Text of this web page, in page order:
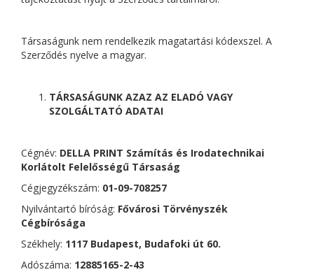
Társaságunk nem rendelkezik magatartási kódexszel. A
Szerződés nyelve a magyar.
TÁRSASÁGUNK AZAZ AZ ELADÓ VAGY
SZOLGÁLTATÓ ADATAI
Cégnév: DELLA PRINT Számítás és Irodatechnikai
Korlátolt Felelősségű Társaság
Cégjegyzékszám: 01-09-708257
Nyilvántartó bíróság: Fővárosi Törvényszék
Cégbírósága
Székhely: 1117 Budapest, Budafoki út 60.
Adószáma: 12885165-2-43